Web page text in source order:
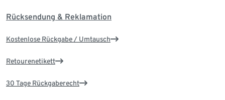
Rücksendung & Reklamation
Kostenlose Rückgabe / Umtausch
Retourenetikett
30 Tage Rückgaberecht